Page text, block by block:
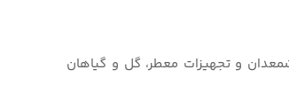
و تجهیزات معطر، گل و گیاهان